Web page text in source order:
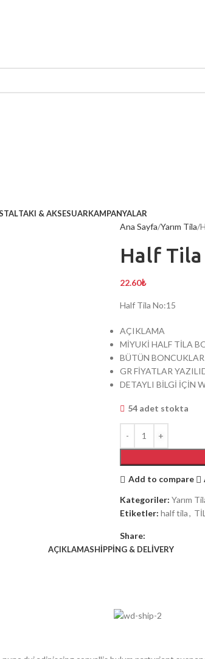
TAKI & AKSESUARKAMPANYALAR
Ana Sayfa Yarım Tila
Half
22.60₺
Half Tila No:15
AÇIKLAMA
MİYUKİ HALF TİLA
BÜTÜN
GR FİYATLAR
DETAYLI BİLGİ İÇİN
54 adet stokta
Add to compare
Kategoriler: Yarım
Etiketler: half tila,
Share:
AÇIKLAMASHIPPING & DELIVERY